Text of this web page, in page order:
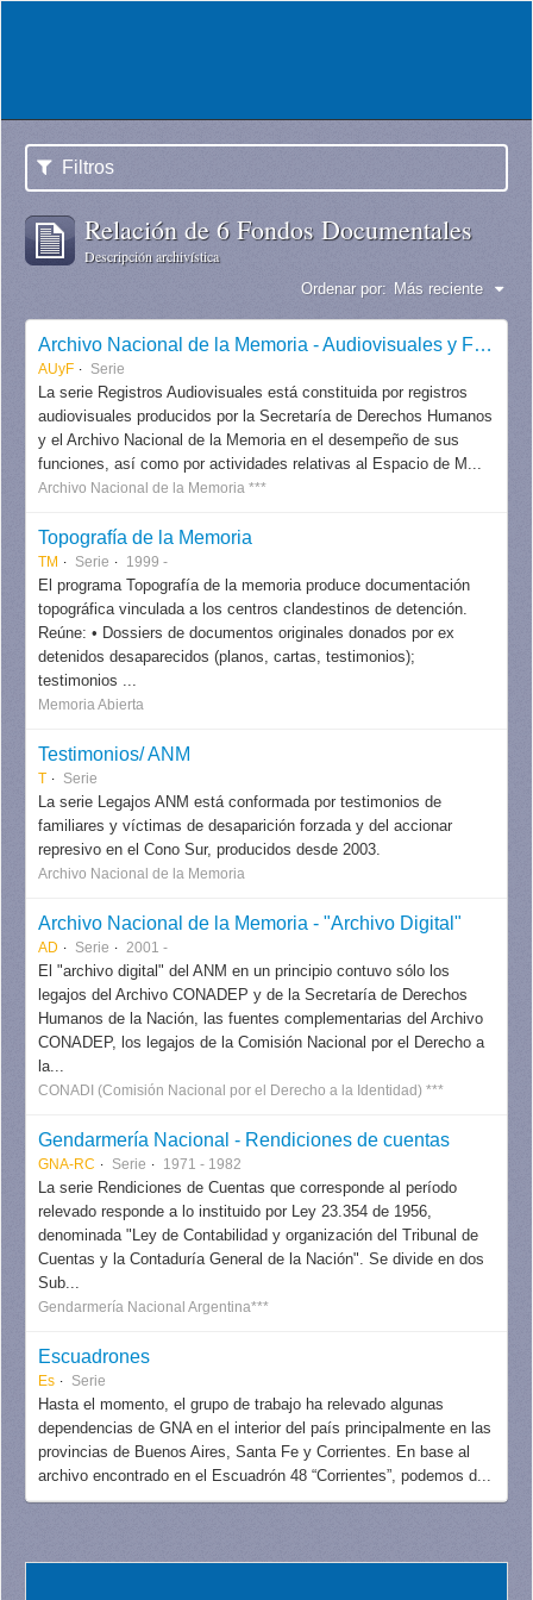
Filtros
Relación de 6 Fondos Documentales
Descripción archivística
Ordenar por: Más reciente
Archivo Nacional de la Memoria - Audiovisuales y Fotografías
AUyF Serie
La serie Registros Audiovisuales está constituida por registros
audiovisuales producidos por la Secretaría de Derechos Humanos
y el Archivo Nacional de la Memoria en el desempeño de sus
funciones, así como por actividades relativas al Espacio de M...
Archivo Nacional de la Memoria ***
Topografía de la Memoria
TM Serie 1999 -
El programa Topografía de la memoria produce documentación
topográfica vinculada a los centros clandestinos de detención.
Reúne: • Dossiers de documentos originales donados por ex
detenidos desaparecidos (planos, cartas, testimonios);
testimonios ...
Memoria Abierta
Testimonios/ ANM
T Serie
La serie Legajos ANM está conformada por testimonios de
familiares y víctimas de desaparición forzada y del accionar
represivo en el Cono Sur, producidos desde 2003.
Archivo Nacional de la Memoria
Archivo Nacional de la Memoria - "Archivo Digital"
AD Serie 2001 -
El "archivo digital" del ANM en un principio contuvo sólo los
legajos del Archivo CONADEP y de la Secretaría de Derechos
Humanos de la Nación, las fuentes complementarias del Archivo
CONADEP, los legajos de la Comisión Nacional por el Derecho a
la...
CONADI (Comisión Nacional por el Derecho a la Identidad) ***
Gendarmería Nacional - Rendiciones de cuentas
GNA-RC Serie 1971 - 1982
La serie Rendiciones de Cuentas que corresponde al período
relevado responde a lo instituido por Ley 23.354 de 1956,
denominada "Ley de Contabilidad y organización del Tribunal de
Cuentas y la Contaduría General de la Nación". Se divide en dos
Sub...
Gendarmería Nacional Argentina***
Escuadrones
Es Serie
Hasta el momento, el grupo de trabajo ha relevado algunas
dependencias de GNA en el interior del país principalmente en las
provincias de Buenos Aires, Santa Fe y Corrientes. En base al
archivo encontrado en el Escuadrón 48 “Corrientes”, podemos d...